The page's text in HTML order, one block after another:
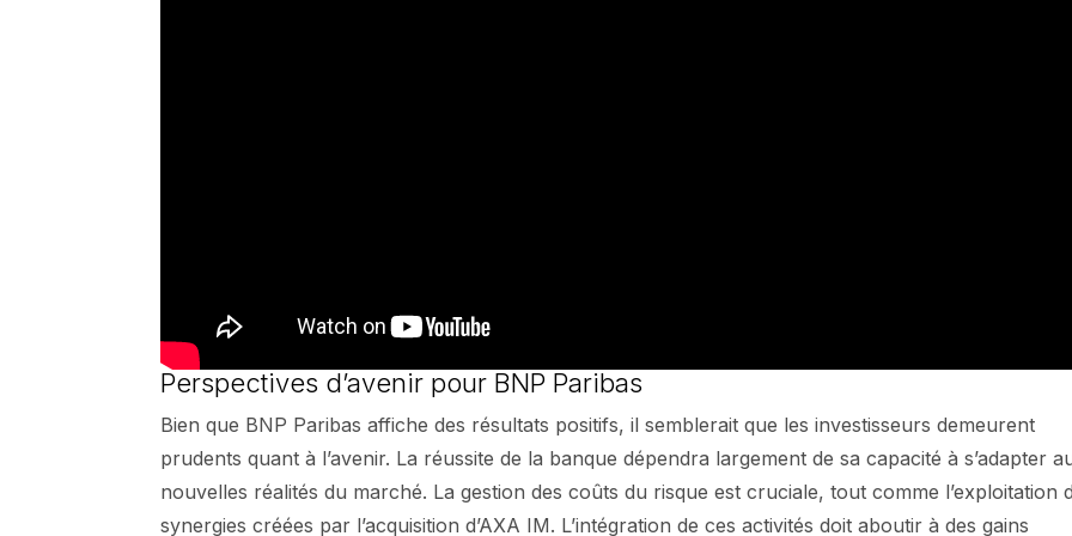
Perspectives d’avenir pour BNP Paribas
Bien que BNP Paribas affiche des résultats positifs, il semblerait que les investisseurs demeurent
prudents quant à l’avenir. La réussite de la banque dépendra largement de sa capacité à s’adapter
nouvelles réalités du marché. La gestion des coûts du risque est cruciale, tout comme l’exploitation
synergies créées par l’acquisition d’AXA IM. L’intégration de ces activités doit aboutir à des gains